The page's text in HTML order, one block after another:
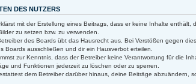
DES NUTZERS
mit der Erstellung eines Beitrags, dass er keine Inhalte
zu setzen bzw. zu verwenden.
des Boards übt das Hausrecht aus. Bei Verstößen gegen
Boards ausschließen und dir ein Hausverbot erteilen.
zur Kenntnis, dass der Betreiber keine Verantwortung für die
und Funktionen jederzeit zu löschen oder zu sperren.
dem Betreiber darüber hinaus, deine Beiträge abzuändern,